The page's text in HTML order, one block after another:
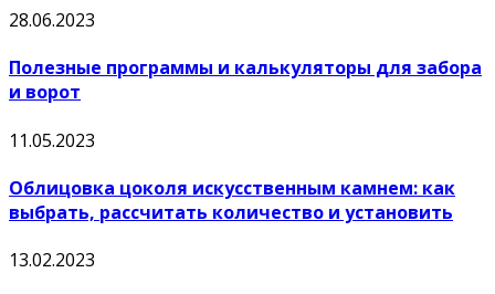
28.06.2023
Полезные программы и калькуляторы для забора
и ворот
11.05.2023
Облицовка цоколя искусственным камнем: как
выбрать, рассчитать количество и установить
13.02.2023